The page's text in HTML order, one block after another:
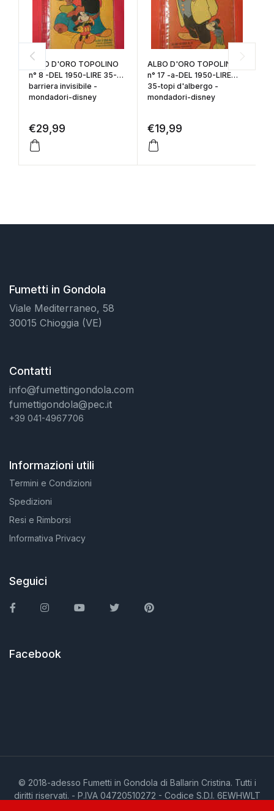
ALBO D'ORO TOPOLINO
n° 8 -DEL 1950-LIRE 35-
barriera invisibile -
mondadori-disney
€29,99
ALBO D'ORO TOPOLINO
n° 17 -a-DEL 1950-LIRE
35-topi d'albergo -
mondadori-disney
€19,99
Fumetti in Gondola
Viale Mediterraneo, 58
30015 Chioggia (VE)
Contatti
info@fumettingondola.com
fumettigondola@pec.it
+39 041-4967706
Informazioni utili
Termini e Condizioni
Spedizioni
Resi e Rimborsi
Informativa Privacy
Seguici
FacebookInstagramYou TubeTwitter Pinterest
Facebook
© 2018-adesso Fumetti in Gondola di Ballarin Cristina. Tutti i
diritti riservati. - P.IVA 04720510272 - Codice S.D.I. 6EWHWLT